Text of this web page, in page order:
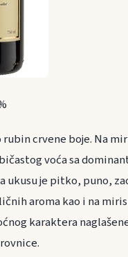
crvene boje. Na
voća sa
ukusu je pitko, puno,
aroma kao i na
karaktera